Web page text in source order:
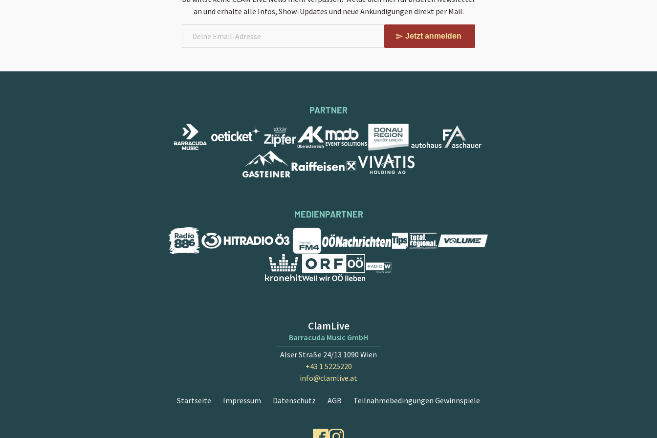
an und erhalte alle Infos, Show-Updates und neue Ankündigungen direkt per Mail.
Jetzt anmelden
PARTNER
MEDIENPARTNER
ClamLive
Barracuda Music GmbH
Alser Straße 24/13 1090 Wien
+43 1 5225220
info@clamlive.at
Startseite Impressum Datenschutz AGB Teilnahmebedingungen Gewinnspiele